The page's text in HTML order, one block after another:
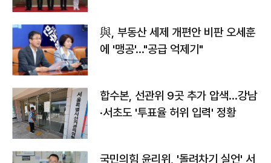
與, 부동산 세제 개편안 비판 오세훈
에 '맹공'…"공급 억제기"
합수본, 선관위 9곳 추가 압색…강남
·서초도 '투표율 허위 입력' 정황
국민의힘 윤리위, '돌려차기 실언' 서